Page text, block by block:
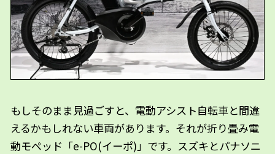
もしそのまま見過ごすと、電動アシスト自転車と間違
えるかもしれない車両があります。それが折り畳み電
動モペッド「e-PO(イーポ)」です。スズキとパナソニ